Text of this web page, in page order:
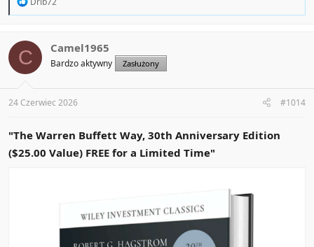
t
i
o
s
:
C Camel1965
Bardzo aktywny Zasłużony
24 Czerwiec 2026 #1014
"The Warren Buffett Way, 30th Anniversary Edition
($25.00 Value) FREE for a Limited Time"